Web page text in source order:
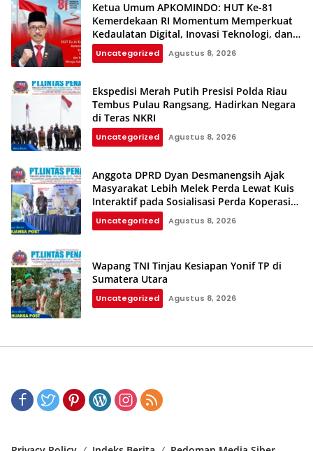
Ketua Umum APKOMINDO: HUT Ke-81
Kemerdekaan RI Momentum Memperkuat
Kedaulatan Digital, Inovasi Teknologi, dan
Kepastian Hukum Menuju Indonesia Emas
2045
Uncategorized Agustus 8, 2026
Ekspedisi Merah Putih Presisi Polda Riau
Tembus Pulau Rangsang, Hadirkan Negara
di Teras NKRI
Uncategorized Agustus 8, 2026
Anggota DPRD Dyan Desmanengsih Ajak
Masyarakat Lebih Melek Perda Lewat Kuis
Interaktif pada Sosialisasi Perda Koperasi
dan UMKM
Uncategorized Agustus 8, 2026
Wapang TNI Tinjau Kesiapan Yonif TP di
Sumatera Utara
Uncategorized Agustus 8, 2026